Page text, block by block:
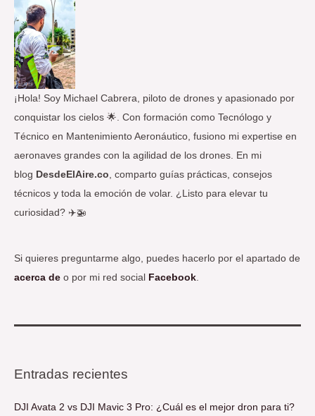
r
p
o
r
:
¡Hola! Soy Michael Cabrera, piloto de drones y apasionado por
conquistar los cielos 🌟. Con formación como Tecnólogo y
Técnico en Mantenimiento Aeronáutico, fusiono mi expertise en
aeronaves grandes con la agilidad de los drones. En mi
blog DesdeElAire.co , comparto guías prácticas, consejos
técnicos y toda la emoción de volar. ¿Listo para elevar tu
curiosidad? ✈️🚁
Si quieres preguntarme algo, puedes hacerlo por el apartado de
acerca de o por mi red social Facebook.
Entradas recientes
DJI Avata 2 vs DJI Mavic 3 Pro: ¿Cuál es el mejor dron para ti?